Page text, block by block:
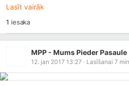
Lasīt vairāk
1 iesaka
MPP - Mums Pieder Pasaule
12. jan 2017 13:27 · Lasīšanai 7 min